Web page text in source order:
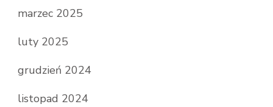
marzec 2025
luty 2025
grudzień 2024
listopad 2024